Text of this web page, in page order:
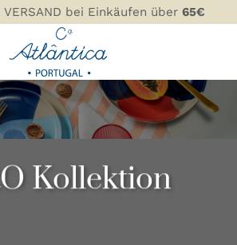
VERSAND bei Einkäufen über 65€
Kollektion